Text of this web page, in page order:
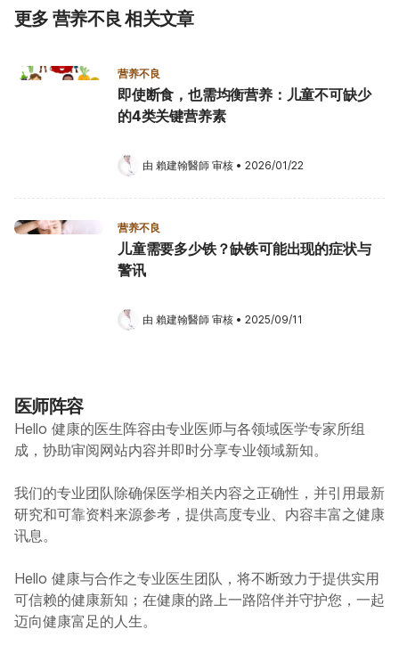
更多 营养不良 相关文章
营养不良
即使断食，也需均衡营养：儿童不可缺少
的4类关键营养素
由 賴建翰醫師 审核 • 2026/01/22
营养不良
儿童需要多少铁？缺铁可能出现的症状与
警讯
由 賴建翰醫師 审核 • 2025/09/11
医师阵容
Hello 健康的医生阵容由专业医师与各领域医学专家所组
成，协助审阅网站内容并即时分享专业领域新知。
我们的专业团队除确保医学相关内容之正确性，并引用最新
研究和可靠资料来源参考，提供高度专业、内容丰富之健康
讯息。
Hello 健康与合作之专业医生团队，将不断致力于提供实用
可信赖的健康新知；在健康的路上一路陪伴并守护您，一起
迈向健康富足的人生。